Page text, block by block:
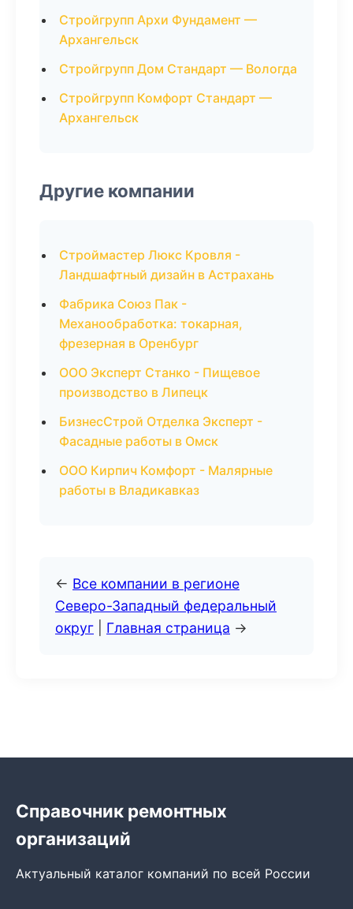
Стройгрупп Архи Фундамент —
Архангельск
Стройгрупп Дом Стандарт — Вологда
Стройгрупп Комфорт Стандарт —
Архангельск
Другие компании
Строймастер Люкс Кровля -
Ландшафтный дизайн в Астрахань
Фабрика Союз Пак -
Механообработка: токарная,
фрезерная в Оренбург
ООО Эксперт Станко - Пищевое
производство в Липецк
БизнесСтрой Отделка Эксперт -
Фасадные работы в Омск
ООО Кирпич Комфорт - Малярные
работы в Владикавказ
← Все компании в регионе
Северо-Западный федеральный
округ
Главная страница →
Справочник ремонтных
организаций
Актуальный каталог компаний по всей России